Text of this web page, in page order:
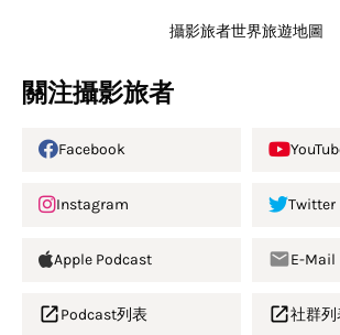
攝影旅者世界旅遊地圖
關注攝影旅者
Facebook
Instagram Twitter
Apple Podcast E-Mail
Podcast列表 社群列